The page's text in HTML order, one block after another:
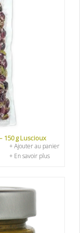
150 g Luscioux
+ Ajouter au panier
+ En savoir plus